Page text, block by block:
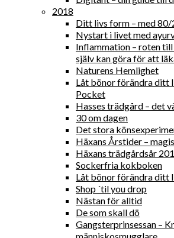
2018
Ditt livs form – med
Nystart i livet med
Inflammation – roten
själv kan göra för att
Naturens Hemlighet
Låt bönor förändra ditt
Pocket
Hasses trädgård – det
30 om dagen
Det stora
Häxans Årstider –
Häxans trädgårdsår
Sockerfria kokboken
Låt bönor förändra ditt
Shop ´til you drop
Nästan för alltid
De som skall dö
Gangsterprinsessan –